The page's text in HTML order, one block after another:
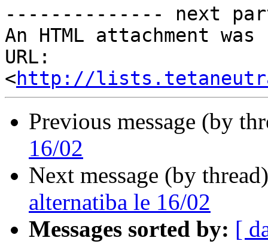
-------------- next
An HTML attachment
URL:
<http://
Previous message (by
16/02
Next message (by
alternatiba le 16/02
Messages sorted by: [